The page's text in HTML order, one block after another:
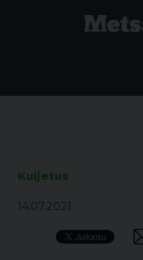
Kuljetus
14.07.2021